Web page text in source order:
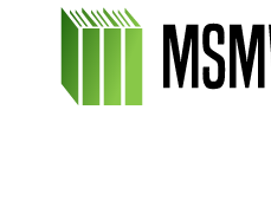
Перейти
содержимому